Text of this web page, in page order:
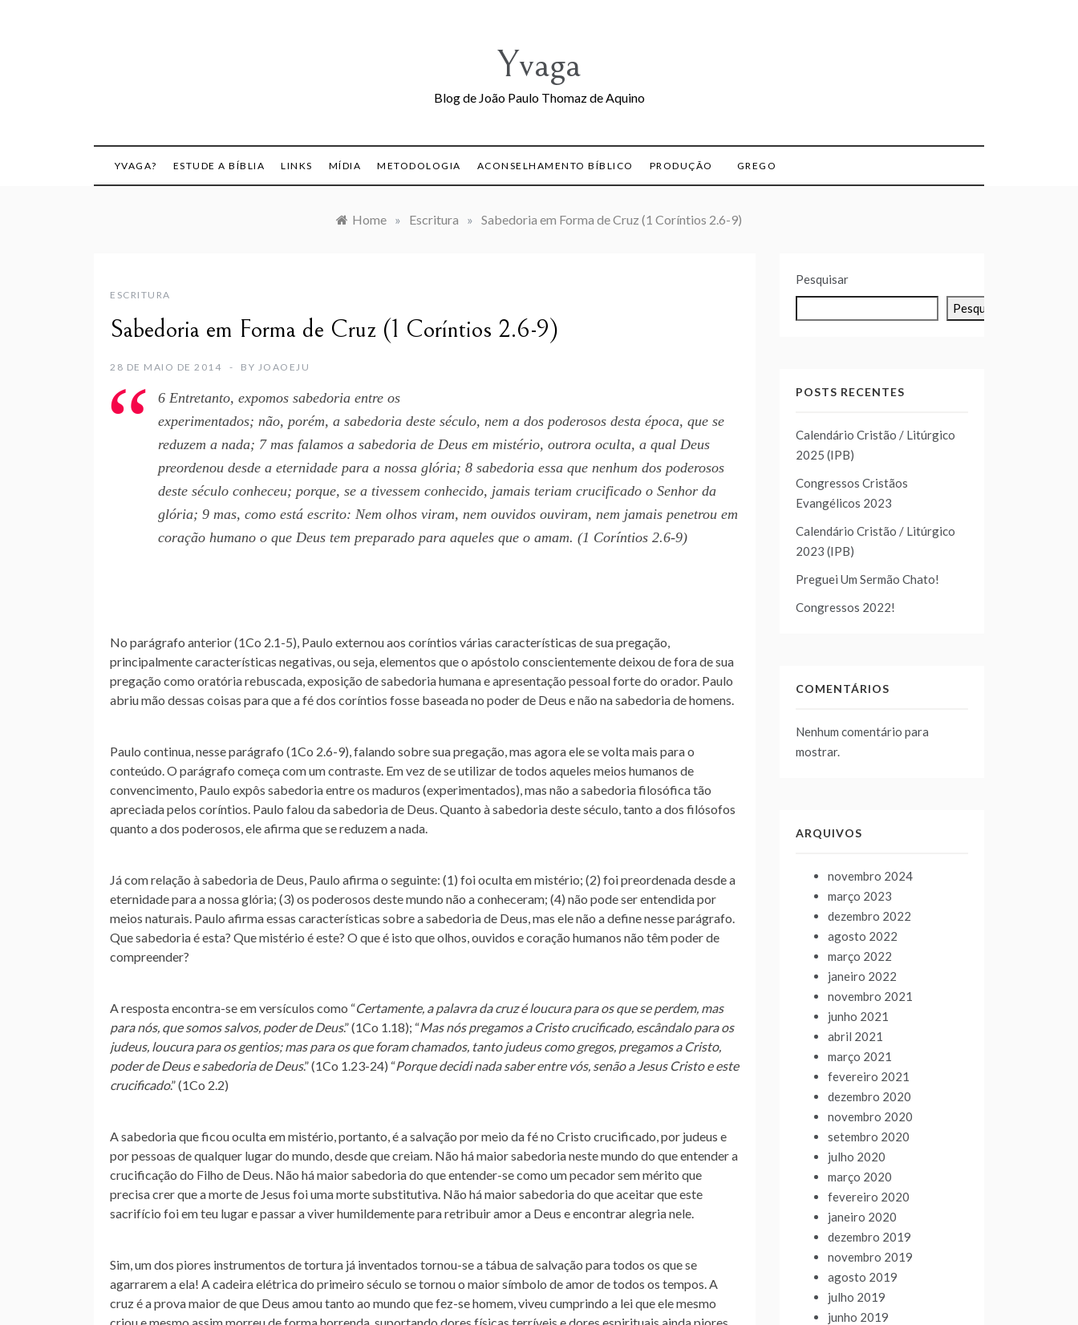
Yvaga
Blog de João Paulo Thomaz de Aquino
YVAGA? ESTUDE A BÍBLIA LINKS MÍDIA METODOLOGIA ACONSELHAMENTO BÍBLICO PRODUÇÃO GREGO
Home » Escritura » Sabedoria em Forma de Cruz (1 Coríntios 2.6-9)
ESCRITURA
Sabedoria em Forma de Cruz (1 Coríntios 2.6-9)
28 DE MAIO DE 2014 BY JOAOEJU
6 Entretanto, expomos sabedoria entre os
experimentados; não, porém, a sabedoria deste século, nem a dos poderosos desta época, que se
reduzem a nada; 7 mas falamos a sabedoria de Deus em mistério, outrora oculta, a qual Deus
preordenou desde a eternidade para a nossa glória; 8 sabedoria essa que nenhum dos poderosos
deste século conheceu; porque, se a tivessem conhecido, jamais teriam crucificado o Senhor da
glória; 9 mas, como está escrito: Nem olhos viram, nem ouvidos ouviram, nem jamais penetrou em
coração humano o que Deus tem preparado para aqueles que o amam. (1 Coríntios 2.6-9)
No parágrafo anterior (1Co 2.1-5), Paulo externou aos coríntios várias características de sua pregação,
principalmente características negativas, ou seja, elementos que o apóstolo conscientemente deixou de fora de sua
pregação como oratória rebuscada, exposição de sabedoria humana e apresentação pessoal forte do orador. Paulo
abriu mão dessas coisas para que a fé dos coríntios fosse baseada no poder de Deus e não na sabedoria de homens.
Paulo continua, nesse parágrafo (1Co 2.6-9), falando sobre sua pregação, mas agora ele se volta mais para o
conteúdo. O parágrafo começa com um contraste. Em vez de se utilizar de todos aqueles meios humanos de
convencimento, Paulo expôs sabedoria entre os maduros (experimentados), mas não a sabedoria filosófica tão
apreciada pelos coríntios. Paulo falou da sabedoria de Deus. Quanto à sabedoria deste século, tanto a dos filósofos
quanto a dos poderosos, ele afirma que se reduzem a nada.
Já com relação à sabedoria de Deus, Paulo afirma o seguinte: (1) foi oculta em mistério; (2) foi preordenada desde a
eternidade para a nossa glória; (3) os poderosos deste mundo não a conheceram; (4) não pode ser entendida por
meios naturais. Paulo afirma essas características sobre a sabedoria de Deus, mas ele não a define nesse parágrafo.
Que sabedoria é esta? Que mistério é este? O que é isto que olhos, ouvidos e coração humanos não têm poder de
compreender?
A resposta encontra-se em versículos como “Certamente, a palavra da cruz é loucura para os que se perdem, mas
para nós, que somos salvos, poder de Deus.” (1Co 1.18); “Mas nós pregamos a Cristo crucificado, escândalo para os
judeus, loucura para os gentios; mas para os que foram chamados, tanto judeus como gregos, pregamos a Cristo,
poder de Deus e sabedoria de Deus.” (1Co 1.23-24) “Porque decidi nada saber entre vós, senão a Jesus Cristo e este
crucificado.” (1Co 2.2)
A sabedoria que ficou oculta em mistério, portanto, é a salvação por meio da fé no Cristo crucificado, por judeus e
por pessoas de qualquer lugar do mundo, desde que creiam. Não há maior sabedoria neste mundo do que entender a
crucificação do Filho de Deus. Não há maior sabedoria do que entender-se como um pecador sem mérito que
precisa crer que a morte de Jesus foi uma morte substitutiva. Não há maior sabedoria do que aceitar que este
sacrifício foi em teu lugar e passar a viver humildemente para retribuir amor a Deus e encontrar alegria nele.
Sim, um dos piores instrumentos de tortura já inventados tornou-se a tábua de salvação para todos os que se
agarrarem a ela! A cadeira elétrica do primeiro século se tornou o maior símbolo de amor de todos os tempos. A
cruz é a prova maior de que Deus amou tanto ao mundo que fez-se homem, viveu cumprindo a lei que ele mesmo
Pesquisar
Pesquisar
POSTS RECENTES
Calendário Cristão / Litúrgico
2025 (IPB)
Congressos Cristãos
Evangélicos 2023
Calendário Cristão / Litúrgico
2023 (IPB)
Preguei Um Sermão Chato!
Congressos 2022!
COMENTÁRIOS
Nenhum comentário para
mostrar.
ARQUIVOS
novembro 2024
março 2023
dezembro 2022
agosto 2022
março 2022
janeiro 2022
novembro 2021
junho 2021
abril 2021
março 2021
fevereiro 2021
dezembro 2020
novembro 2020
setembro 2020
julho 2020
março 2020
fevereiro 2020
janeiro 2020
dezembro 2019
novembro 2019
agosto 2019
julho 2019
junho 2019